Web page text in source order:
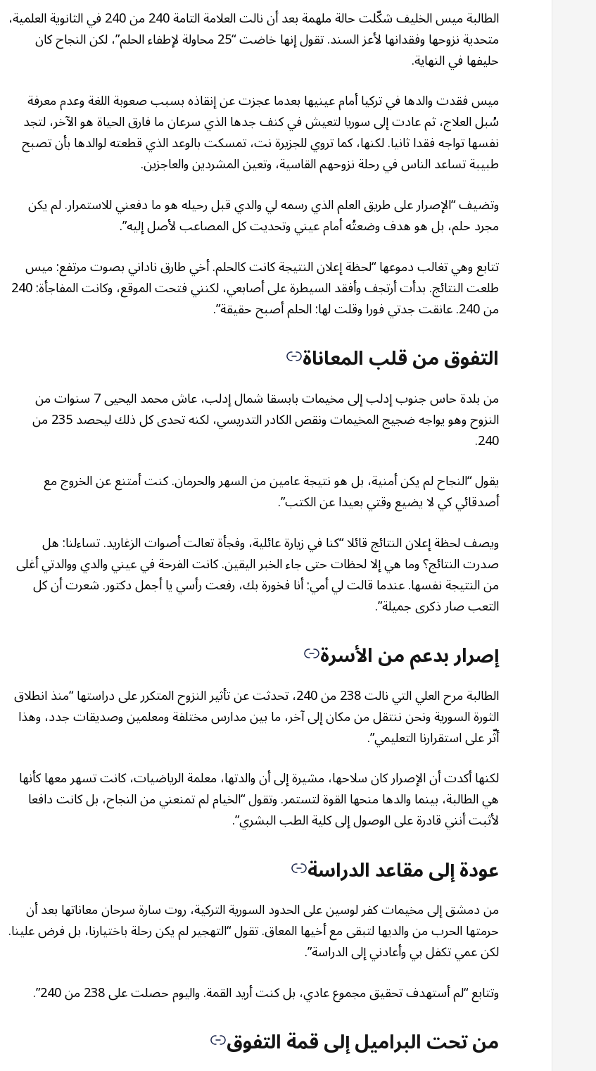
الطالبة ميس الخليف شكّلت حالة ملهمة بعد أن نالت العلامة التامة 240 من 240 في الثانوية العلمية،
متحدية نزوحها وفقدانها لأعز السند. تقول إنها خاضت “25 محاولة لإطفاء الحلم”، لكن النجاح كان
حليفها في النهاية.
ميس فقدت والدها في تركيا أمام عينيها بعدما عجزت عن إنقاذه بسبب صعوبة اللغة وعدم معرفة
سُبل العلاج، ثم عادت إلى سوريا لتعيش في كنف جدها الذي سرعان ما فارق الحياة هو الآخر، لتجد
نفسها تواجه فقدا ثانيا. لكنها، كما تروي للجزيرة نت، تمسكت بالوعد الذي قطعته لوالدها بأن تصبح
طبيبة تساعد الناس في رحلة نزوحهم القاسية، وتعين المشردين والعاجزين.
وتضيف “الإصرار على طريق العلم الذي رسمه لي والدي قبل رحيله هو ما دفعني للاستمرار. لم يكن
مجرد حلم، بل هو هدف وضعتُه أمام عيني وتحديت كل المصاعب لأصل إليه”.
تتابع وهي تغالب دموعها “لحظة إعلان النتيجة كانت كالحلم. أخي طارق ناداني بصوت مرتفع: ميس
طلعت النتائج. بدأت أرتجف وأفقد السيطرة على أصابعي، لكنني فتحت الموقع، وكانت المفاجأة: 240
من 240. عانقت جدتي فورا وقلت لها: الحلم أصبح حقيقة”.
التفوق من قلب المعاناة
من بلدة حاس جنوب إدلب إلى مخيمات بابسقا شمال إدلب، عاش محمد اليحيى 7 سنوات من
النزوح وهو يواجه ضجيج المخيمات ونقص الكادر التدريسي، لكنه تحدى كل ذلك ليحصد 235 من
240.
يقول “النجاح لم يكن أمنية، بل هو نتيجة عامين من السهر والحرمان. كنت أمتنع عن الخروج مع
أصدقائي كي لا يضيع وقتي بعيدا عن الكتب”.
ويصف لحظة إعلان النتائج قائلا “كنا في زيارة عائلية، وفجأة تعالت أصوات الزغاريد. تساءلنا: هل
صدرت النتائج؟ وما هي إلا لحظات حتى جاء الخبر اليقين. كانت الفرحة في عيني والدي ووالدتي أغلى
من النتيجة نفسها. عندما قالت لي أمي: أنا فخورة بك، رفعت رأسي يا أجمل دكتور. شعرت أن كل
التعب صار ذكرى جميلة”.
إصرار بدعم من الأسرة
الطالبة مرح العلي التي نالت 238 من 240، تحدثت عن تأثير النزوح المتكرر على دراستها “منذ انطلاق
الثورة السورية ونحن ننتقل من مكان إلى آخر، ما بين مدارس مختلفة ومعلمين وصديقات جدد، وهذا
أثّر على استقرارنا التعليمي”.
لكنها أكدت أن الإصرار كان سلاحها، مشيرة إلى أن والدتها، معلمة الرياضيات، كانت تسهر معها كأنها
هي الطالبة، بينما والدها منحها القوة لتستمر. وتقول “الخيام لم تمنعني من النجاح، بل كانت دافعا
لأثبت أنني قادرة على الوصول إلى كلية الطب البشري”.
عودة إلى مقاعد الدراسة
من دمشق إلى مخيمات كفر لوسين على الحدود السورية التركية، روت سارة سرحان معاناتها بعد أن
حرمتها الحرب من والديها لتبقى مع أخيها المعاق. تقول “التهجير لم يكن رحلة باختيارنا، بل فرض علينا.
لكن عمي تكفل بي وأعادني إلى الدراسة”.
وتتابع “لم أستهدف تحقيق مجموع عادي، بل كنت أريد القمة. واليوم حصلت على 238 من 240”.
من تحت البراميل إلى قمة التفوق